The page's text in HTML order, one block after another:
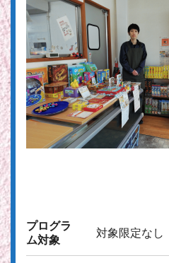
プログラ
ム対象
対象限定なし